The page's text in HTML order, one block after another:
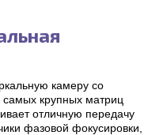
камеру со
крупных матриц
отличную передачу
фазовой фокусировки,